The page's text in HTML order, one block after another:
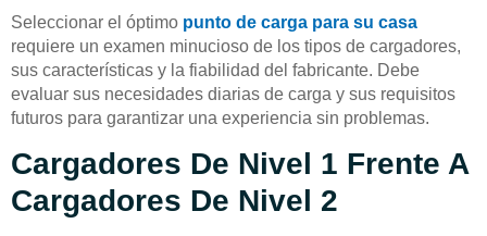
Seleccionar el óptimo punto de carga para su casa
requiere un examen minucioso de los tipos de cargadores,
sus características y la fiabilidad del fabricante. Debe
evaluar sus necesidades diarias de carga y sus requisitos
futuros para garantizar una experiencia sin problemas.
Cargadores De Nivel 1 Frente A
Cargadores De Nivel 2